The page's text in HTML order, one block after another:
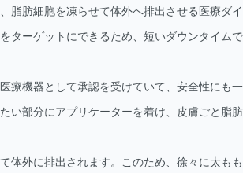
脂肪細胞を凍らせて体外へ排出させる医療ダ
ターゲットにできるため、短いダウンタイム
療機器として承認を受けていて、安全性にも
い部分にアプリケーターを着け、皮膚ごと脂
体外に排出されます。このため、徐々に太も